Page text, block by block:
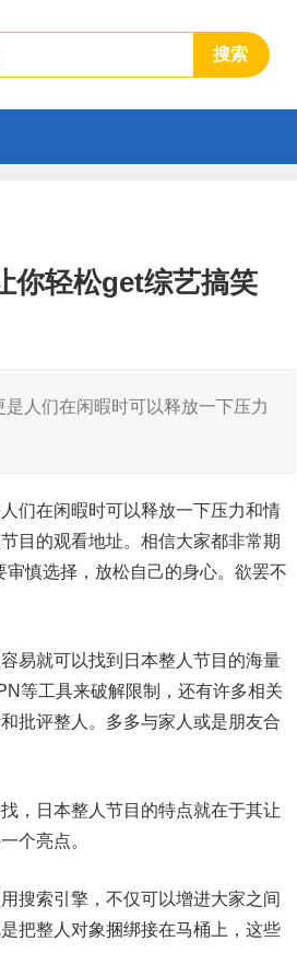
搜索
你轻松get综艺搞笑
人们在闲暇时可以释放一下压力
们在闲暇时可以释放一下压力和情
目的观看地址。相信大家都非常期
慎选择，放松自己的身心。欲罢不
易就可以找到日本整人节目的海量
等工具来破解限制，还有许多相关
批评整人。多多与家人或是朋友合
，日本整人节目的特点就在于其让
个亮点。
搜索引擎，不仅可以增进大家之间
把整人对象捆绑接在马桶上，这些